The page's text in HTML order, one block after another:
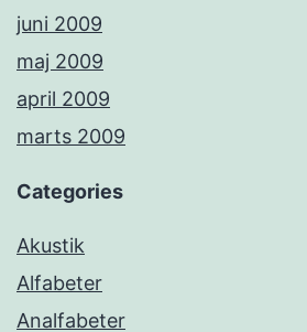
juni 2009
maj 2009
april 2009
marts 2009
Categories
Akustik
Alfabeter
Analfabeter